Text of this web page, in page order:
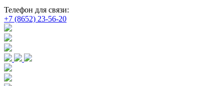
Телефон для связи:
+7 (8652) 23-56-20